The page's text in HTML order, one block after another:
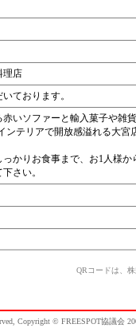
理店
ております。
いソファーと輸入菓子や雑
ンテリアで開放感溢れる大宮
かりお食事まで、お1人様
さい。
QRコードは、
Copyright © FREESPOT協議会